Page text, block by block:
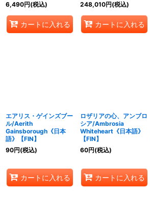
6,490円(税込)
カートに入れる
248,010円(税込)
カートに入れる
エアリス・ゲインズブー
ル/Aerith
Gainsborough《日本
語》【FIN】
90円(税込)
カートに入れる
ロザリアの心、アンブロ
シア/Ambrosia
Whiteheart《日本語》
【FIN】
60円(税込)
カートに入れる